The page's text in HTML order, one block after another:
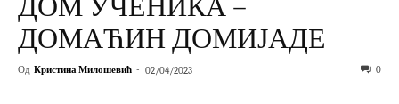
ДОМ УЧЕНИКА –
ДОМАЋИН ДОМИЈАДЕ
Од Кристина Милошевић - 02/04/2023 0